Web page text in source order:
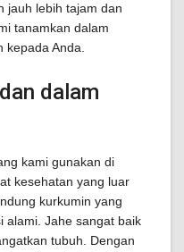
jauh lebih tajam dan
tanamkan dalam
Anda.
dalam
kami gunakan di
kesehatan yang luar
kurkumin yang
alami. Jahe sangat baik
tubuh. Dengan